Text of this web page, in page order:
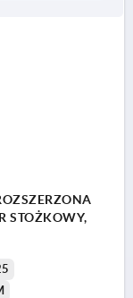
STOŻKOWY,